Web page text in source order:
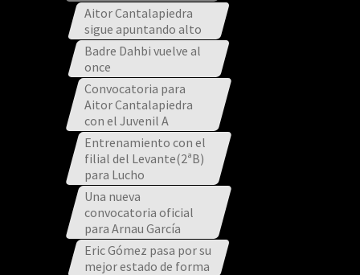
Aitor Cantalapiedra
sigue apuntando alto
Badre Dahbi vuelve al
once
Convocatoria para
Aitor Cantalapiedra
con el Juvenil A
Entrenamiento con el
filial del Levante(2ªB)
para Lucho
Una nueva
convocatoria oficial
para Arnau García
Eric Gómez pasa por su
mejor estado de forma